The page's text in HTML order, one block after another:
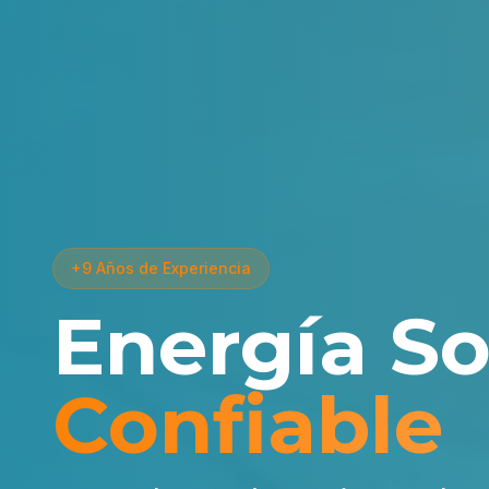
+9 Años de Experiencia
Energía
Confiable